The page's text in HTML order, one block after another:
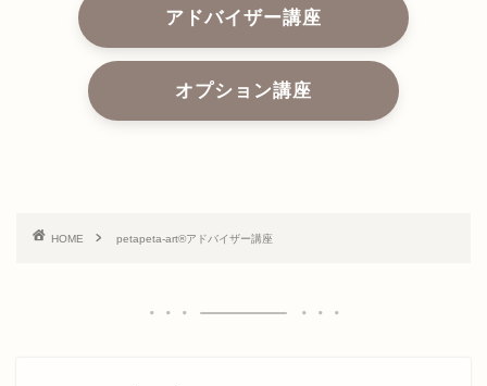
アドバイザー講座
オプション講座
HOME petapeta-art®アドバイザー講座